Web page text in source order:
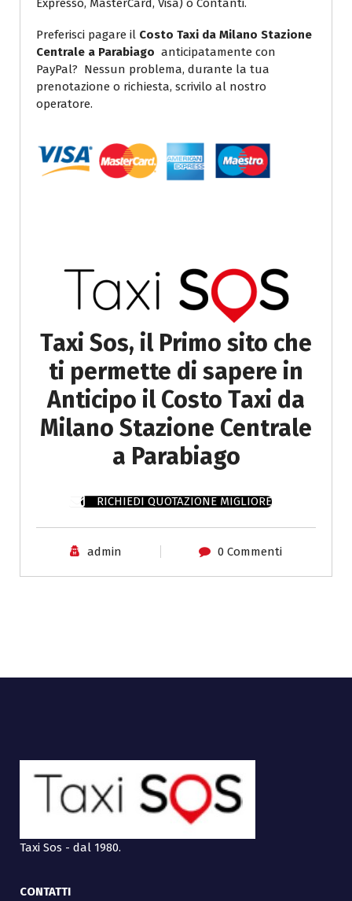
Expresso, MasterCard, Visa) o Contanti.
Preferisci pagare il Costo Taxi da Milano Stazione
Centrale a Parabiago anticipatamente con
PayPal? Nessun problema, durante la tua
prenotazione o richiesta, scrivilo al nostro
operatore.
Taxi Sos, il Primo sito che
ti permette di sapere in
Anticipo il Costo Taxi da
Milano Stazione Centrale
a Parabiago
RICHIEDI QUOTAZIONE MIGLIORE
admin 0 Commenti
Taxi Sos - dal 1980.
CONTATTI